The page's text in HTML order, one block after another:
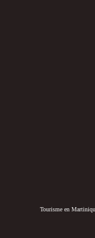
Tourisme en